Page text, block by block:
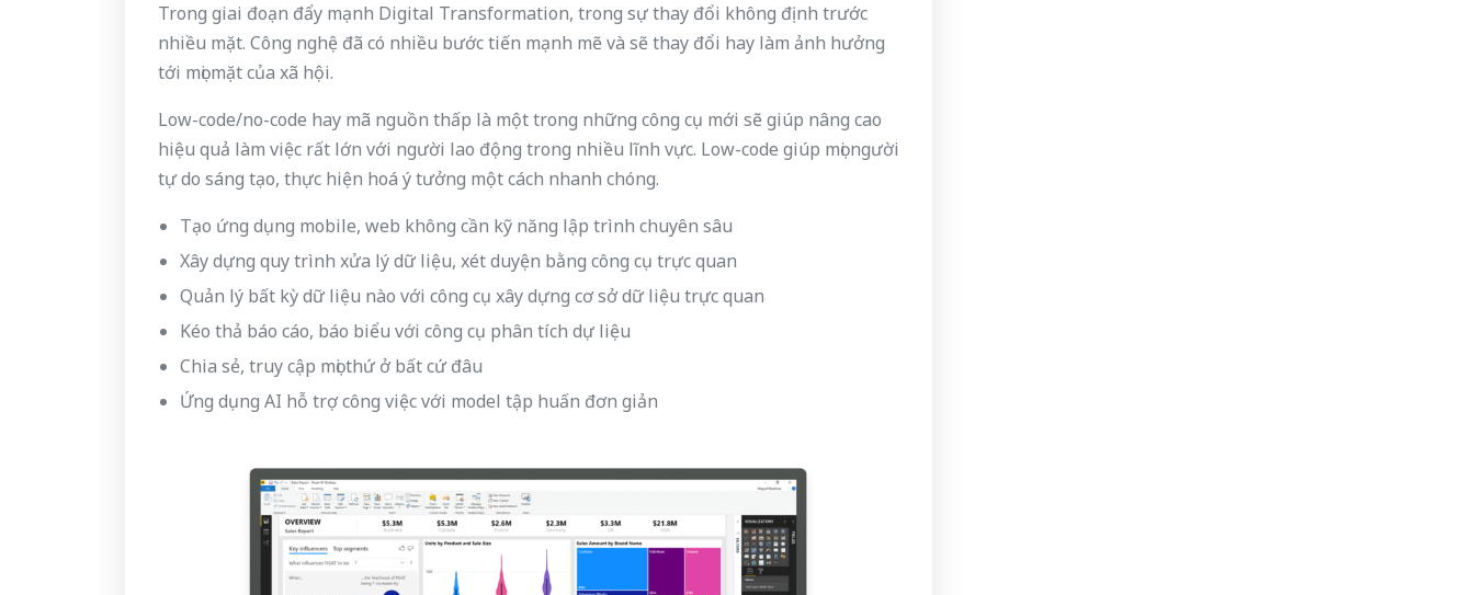
Trong giai đoạn đẩy mạnh Digital Transformation, trong sự thay đổi không định trước
nhiều mặt. Công nghệ đã có nhiều bước tiến mạnh mẽ và sẽ thay đổi hay làm ảnh hưởng
tới mọi mặt của xã hội.
Low-code/no-code hay mã nguồn thấp là một trong những công cụ mới sẽ giúp nâng cao
hiệu quả làm việc rất lớn với người lao động trong nhiều lĩnh vực. Low-code giúp mọi người
tự do sáng tạo, thực hiện hoá ý tưởng một cách nhanh chóng.
Tạo ứng dụng mobile, web không cần kỹ năng lập trình chuyên sâu
Xây dựng quy trình xửa lý dữ liệu, xét duyện bằng công cụ trực quan
Quản lý bất kỳ dữ liệu nào với công cụ xây dựng cơ sở dữ liệu trực quan
Kéo thả báo cáo, báo biểu với công cụ phân tích dự liệu
Chia sẻ, truy cập mọi thứ ở bất cứ đâu
Ứng dụng AI hỗ trợ công việc với model tập huấn đơn giản